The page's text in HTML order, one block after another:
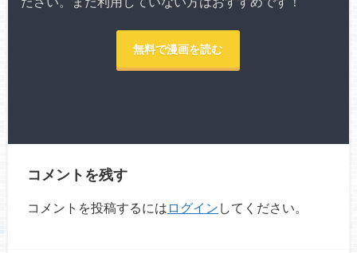
無料で漫画を読む
コメントを残す
コメントを投稿するには ログイン してください。